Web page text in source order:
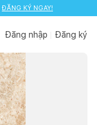
ĐĂNG KÝ NGAY!
Đăng nhập Đăng ký